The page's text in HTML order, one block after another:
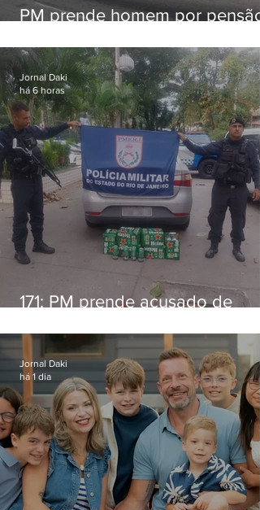
PM prende homem por pensão
171: PM prende acusado de
Niterói
Jornal Daki
há 6 horas
Jornal Daki
há 1 dia